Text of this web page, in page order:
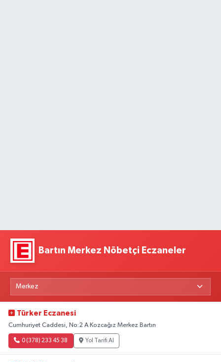
Bartın Merkez Nöbetçi Eczaneler
Türker Eczanesi
Cumhuriyet Caddesi, No:2 A Kozcağız Merkez Bartın
0 (378) 233 45 38 Yol Tarifi Al